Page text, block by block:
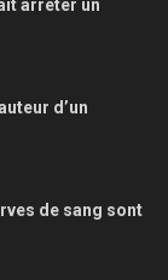
arrêter un
d’un
de sang sont